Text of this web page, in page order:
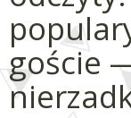
goście